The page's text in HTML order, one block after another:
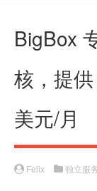
BigBox
核，提
美元/月
Felix 独立服